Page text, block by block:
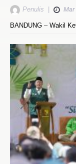
Penulis Mar
BANDUNG – Wakil